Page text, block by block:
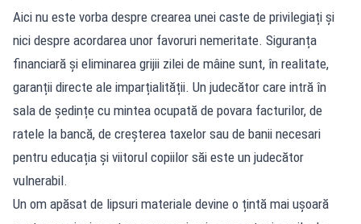
Aici nu este vorba despre crearea unei caste de privilegiați și
nici despre acordarea unor favoruri nemeritate. Siguranța
financiară și eliminarea grijii zilei de mâine sunt, în realitate,
garanții directe ale imparțialității. Un judecător care intră în
sala de ședințe cu mintea ocupată de povara facturilor, de
ratele la bancă, de creșterea taxelor sau de banii necesari
pentru educația și viitorul copiilor săi este un judecător
vulnerabil.
Un om apăsat de lipsuri materiale devine o țintă mai ușoară